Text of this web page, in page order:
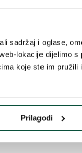
sadržaj i oglase,
lokacije dijelimo
koje ste im
Prilagodi
snijegom, čime
božićnim ukrasima